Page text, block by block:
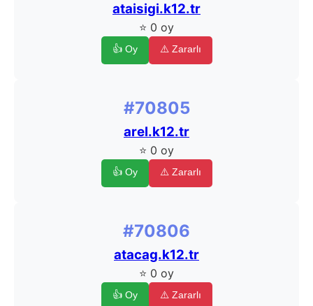
ataisigi.k12.tr
⭐ 0 oy
👍 Oy ⚠️ Zararlı
#70805
arel.k12.tr
⭐ 0 oy
👍 Oy ⚠️ Zararlı
#70806
atacag.k12.tr
⭐ 0 oy
👍 Oy ⚠️ Zararlı